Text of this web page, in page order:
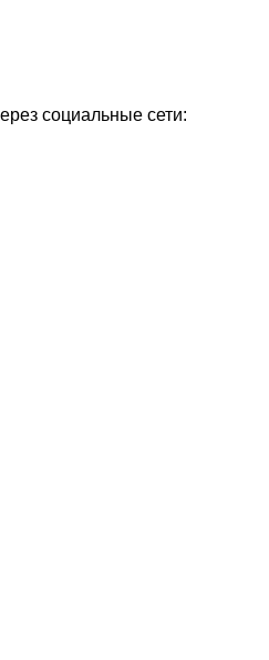
социальные сети: